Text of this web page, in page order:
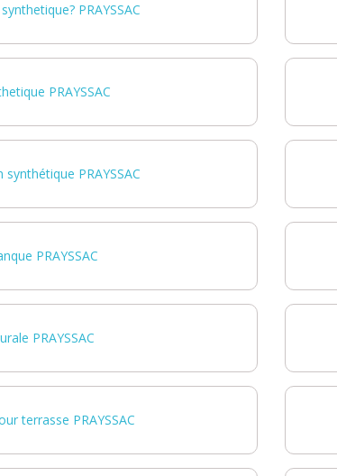
PRAYSSAC
PRAYSSAC
PRAYSSAC
PRAYSSAC
PRAYSSAC
terrasse PRAYSSAC